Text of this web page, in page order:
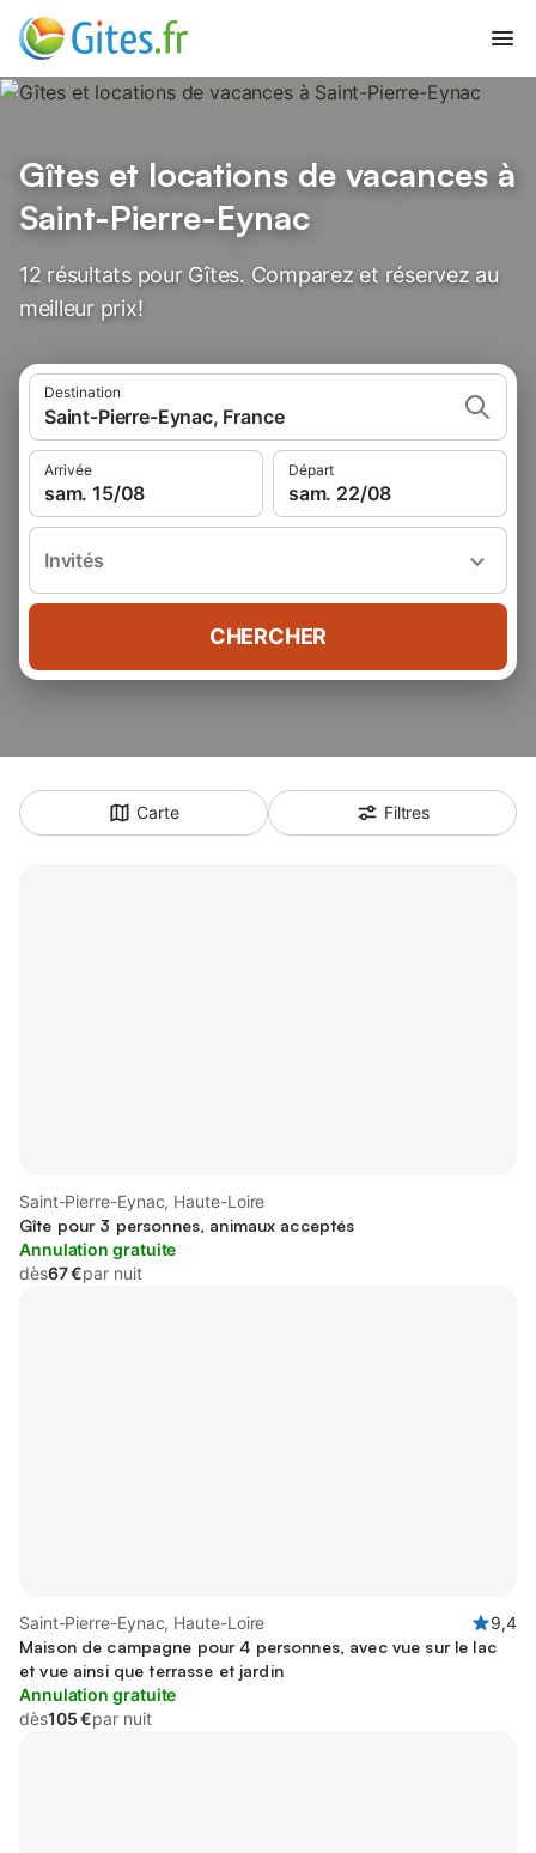
Gîtes et locations de vacances à
Saint-Pierre-Eynac
12 résultats pour Gîtes. Comparez et réservez au
meilleur prix!
Destination
Saint-Pierre-Eynac, France
Arrivée
sam. 15/08
Départ
sam. 22/08
Invités
CHERCHER
Carte Filtres
Saint-Pierre-Eynac, Haute-Loire
Gîte pour 3 personnes, animaux acceptés
Annulation gratuite
dès67 €par nuit
Saint-Pierre-Eynac, Haute-Loire
9,4
Maison de campagne pour 4 personnes, avec vue sur le lac
et vue ainsi que terrasse et jardin
Annulation gratuite
dès105 €par nuit